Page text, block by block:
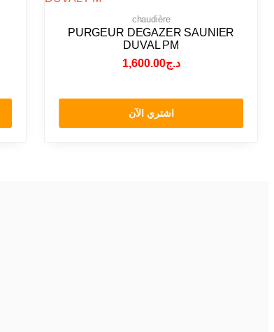
chaudière
PURGEUR DEGAZER SAUNIER
DUVAL PM
د.ج1,600.00
اشتري الآن